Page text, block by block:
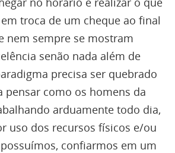
troca de um cheque ao final
nem sempre se mostram
senão nada além de
precisa ser quebrado
pensar como os homens da
arduamente todo dia,
uso dos recursos físicos e/ou
confiarmos em um